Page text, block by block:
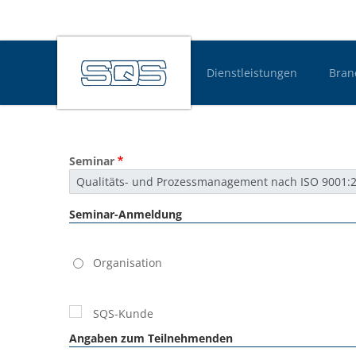
Dienstleistungen
Seminar
Seminar-Anmeldung
Organisation
SQS-Kunde
Angaben zum Teilnehmenden